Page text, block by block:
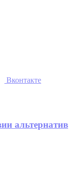
Вконтакте
альтернатив